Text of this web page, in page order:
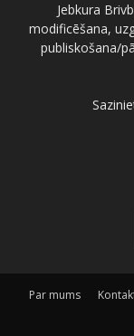
Jebkura
modificēšana,
publiskošana/
Par mums